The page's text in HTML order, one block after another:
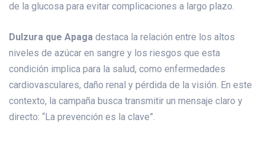
de la glucosa para evitar complicaciones a largo plazo.
Dulzura que Apaga destaca la relación entre los altos
niveles de azúcar en sangre y los riesgos que esta
condición implica para la salud, como enfermedades
cardiovasculares, daño renal y pérdida de la visión. En este
contexto, la campaña busca transmitir un mensaje claro y
directo: “La prevención es la clave”.